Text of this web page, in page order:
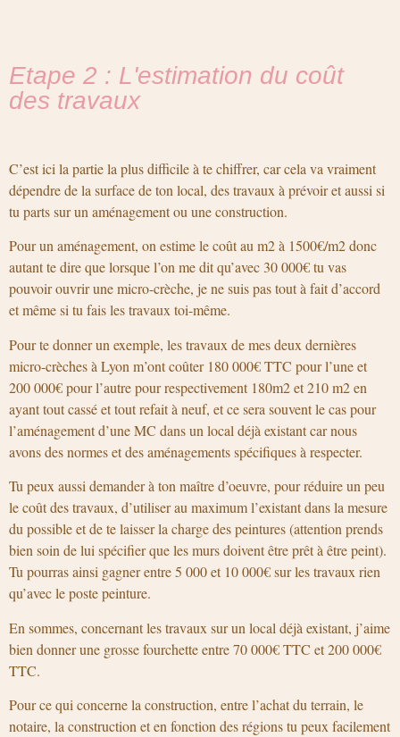
Etape 2 : L'estimation du coût
des travaux
C’est ici la partie la plus difficile à te chiffrer, car cela va vraiment
dépendre de la surface de ton local, des travaux à prévoir et aussi si
tu parts sur un aménagement ou une construction.
Pour un aménagement, on estime le coût au m2 à 1500€/m2 donc
autant te dire que lorsque l’on me dit qu’avec 30 000€ tu vas
pouvoir ouvrir une micro-crèche, je ne suis pas tout à fait d’accord
et même si tu fais les travaux toi-même.
Pour te donner un exemple, les travaux de mes deux dernières
micro-crèches à Lyon m’ont coûter 180 000€ TTC pour l’une et
200 000€ pour l’autre pour respectivement 180m2 et 210 m2 en
ayant tout cassé et tout refait à neuf, et ce sera souvent le cas pour
l’aménagement d’une MC dans un local déjà existant car nous
avons des normes et des aménagements spécifiques à respecter.
Tu peux aussi demander à ton maître d’oeuvre, pour réduire un peu
le coût des travaux, d’utiliser au maximum l’existant dans la mesure
du possible et de te laisser la charge des peintures (attention prends
bien soin de lui spécifier que les murs doivent être prêt à être peint).
Tu pourras ainsi gagner entre 5 000 et 10 000€ sur les travaux rien
qu’avec le poste peinture.
En sommes, concernant les travaux sur un local déjà existant, j’aime
bien donner une grosse fourchette entre 70 000€ TTC et 200 000€
TTC.
Pour ce qui concerne la construction, entre l’achat du terrain, le
notaire, la construction et en fonction des régions tu peux facilement